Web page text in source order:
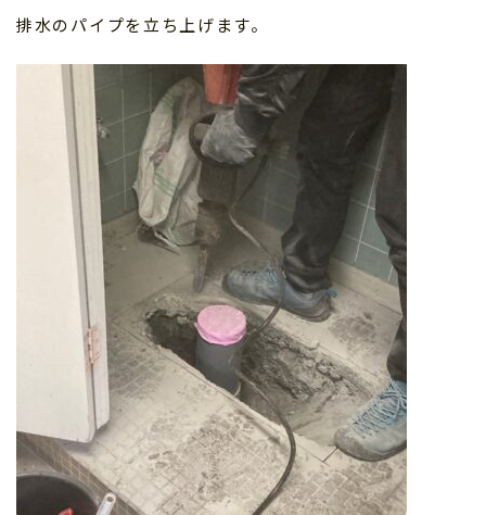
排水のパイプを立ち上げます。